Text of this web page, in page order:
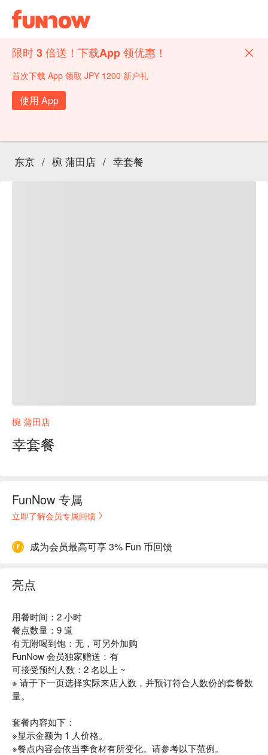
限时 3 倍送！下载App 领优惠！
首次下载 App 领取 JPY 1200 新户礼
使用 App
东京 / 椀 蒲田店 / 幸套餐
椀 蒲田店
幸套餐
FunNow 专属
立即了解会员专属回馈
成为会员最高可享 3% Fun 币回馈
亮点
用餐时间：2 小时
餐点数量：9 道
有无附喝到饱：无，可另外加购
FunNow 会员独家赠送：有
可接受预约人数：2 名以上 ~
※ 请于下一页选择实际来店人数，并预订符合人数份的套餐数
量。
套餐内容如下：
※显示金额为 1 人价格。
※餐点内容会依当季食材有所变化。请参考以下范例。